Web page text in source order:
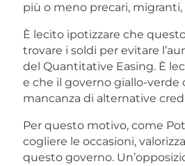
più o meno precari,
È lecito ipotizzare che
trovare i soldi per evitare
del Quantitative Easing. È
e che il governo giallo-verde
mancanza di alternative
Per questo motivo, come
cogliere le occasioni,
questo governo.